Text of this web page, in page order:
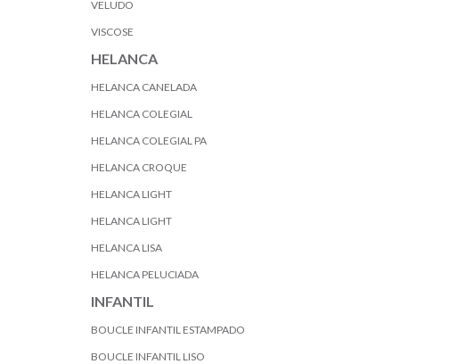
VELUDO
VISCOSE
HELANCA
HELANCA CANELADA
HELANCA COLEGIAL
HELANCA COLEGIAL PA
HELANCA CROQUE
HELANCA LIGHT
HELANCA LIGHT
HELANCA LISA
HELANCA PELUCIADA
INFANTIL
BOUCLE INFANTIL ESTAMPADO
BOUCLE INFANTIL LISO